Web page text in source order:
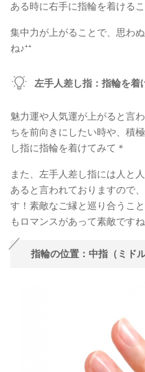
ある時に右手に指輪を着ける
集中力が上がることで、思わ
ね♪⁺⁺
左手人差し指：指輪を着
魅力運や人気運が上がると言
ちを前向きにしたい時や、積
し指に指輪を着けてみて＊
また、左手人差し指には人と
あると言われておりますので
す！素敵なご縁と巡り合うこ
もロマンスがあって素敵です
指輪の位置：中指（ミドル